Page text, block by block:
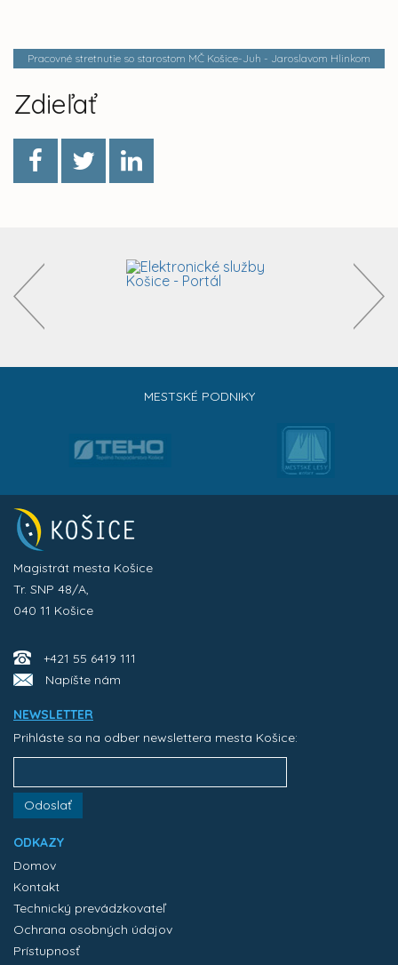
Pracovné stretnutie so starostom MČ Košice-Juh - Jaroslavom Hlinkom
Zdieľať
MESTSKÉ PODNIKY
Magistrát mesta Košice
Tr. SNP 48/A,
040 11 Košice
+421 55 6419 111
Napíšte nám
NEWSLETTER
Prihláste sa na odber newslettera mesta Košice:
Odoslať
ODKAZY
Domov
Kontakt
Technický prevádzkovateľ
Ochrana osobných údajov
Prístupnosť